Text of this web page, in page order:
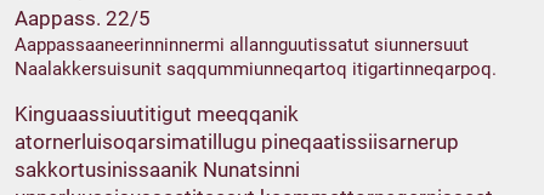
Aappass. 22/5
Aappassaaneerinninnermi allannguutissatut siunnersuut
Naalakkersuisunit saqqummiunneqartoq itigartinneqarpoq.
Kinguaassiuutitigut meeqqanik
atornerluisoqarsimatillugu pineqaatissiisarnerup
sakkortusinissaanik Nunatsinni